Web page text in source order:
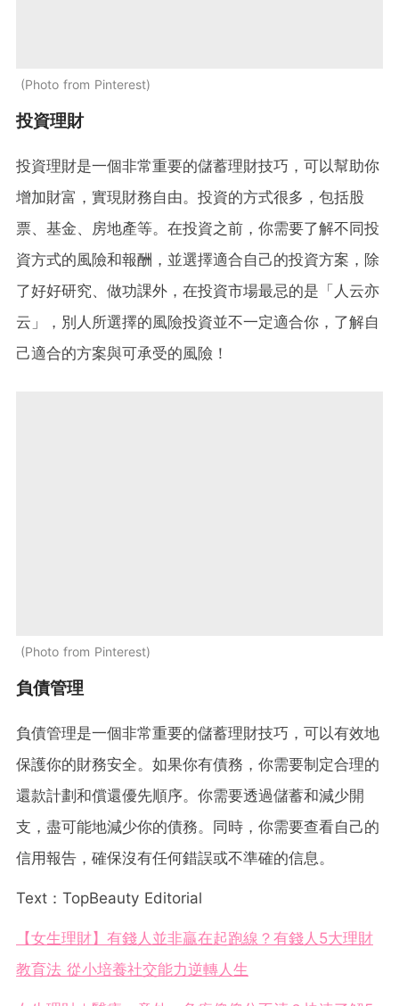
Photo from Pinterest
投資理財
投資理財是一個非常重要的儲蓄理財技巧，可以幫助你
增加財富，實現財務自由。投資的方式很多，包括股
票、基金、房地產等。在投資之前，你需要了解不同投
資方式的風險和報酬，並選擇適合自己的投資方案，除
了好好研究、做功課外，在投資市場最忌的是「人云亦
云」，別人所選擇的風險投資並不一定適合你，了解自
己適合的方案與可承受的風險！
Photo from Pinterest
負債管理
負債管理是一個非常重要的儲蓄理財技巧，可以有效地
保護你的財務安全。如果你有債務，你需要制定合理的
還款計劃和償還優先順序。你需要透過儲蓄和減少開
支，盡可能地減少你的債務。同時，你需要查看自己的
信用報告，確保沒有任何錯誤或不準確的信息。
Text：TopBeauty Editorial
【女生理財】有錢人並非贏在起跑線？有錢人5大理財
教育法 從小培養社交能力逆轉人生